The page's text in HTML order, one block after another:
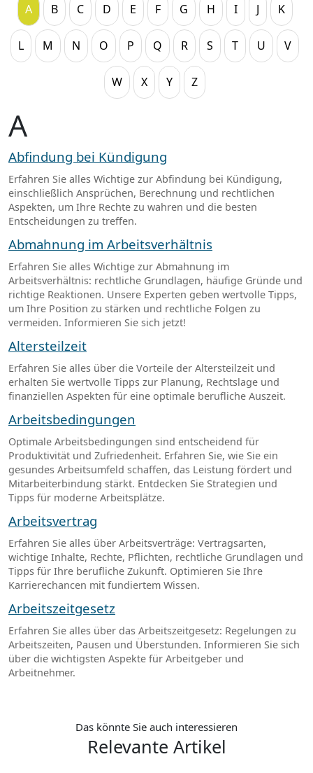
A B C D E F G H I J K
L M N O P Q R S T U V
W X Y Z
A
Abfindung bei Kündigung
Erfahren Sie alles Wichtige zur Abfindung bei Kündigung,
einschließlich Ansprüchen, Berechnung und rechtlichen
Aspekten, um Ihre Rechte zu wahren und die besten
Entscheidungen zu treffen.
Abmahnung im Arbeitsverhältnis
Erfahren Sie alles Wichtige zur Abmahnung im
Arbeitsverhältnis: rechtliche Grundlagen, häufige Gründe und
richtige Reaktionen. Unsere Experten geben wertvolle Tipps,
um Ihre Position zu stärken und rechtliche Folgen zu
vermeiden. Informieren Sie sich jetzt!
Altersteilzeit
Erfahren Sie alles über die Vorteile der Altersteilzeit und
erhalten Sie wertvolle Tipps zur Planung, Rechtslage und
finanziellen Aspekten für eine optimale berufliche Auszeit.
Arbeitsbedingungen
Optimale Arbeitsbedingungen sind entscheidend für
Produktivität und Zufriedenheit. Erfahren Sie, wie Sie ein
gesundes Arbeitsumfeld schaffen, das Leistung fördert und
Mitarbeiterbindung stärkt. Entdecken Sie Strategien und
Tipps für moderne Arbeitsplätze.
Arbeitsvertrag
Erfahren Sie alles über Arbeitsverträge: Vertragsarten,
wichtige Inhalte, Rechte, Pflichten, rechtliche Grundlagen und
Tipps für Ihre berufliche Zukunft. Optimieren Sie Ihre
Karrierechancen mit fundiertem Wissen.
Arbeitszeitgesetz
Erfahren Sie alles über das Arbeitszeitgesetz: Regelungen zu
Arbeitszeiten, Pausen und Überstunden. Informieren Sie sich
über die wichtigsten Aspekte für Arbeitgeber und
Arbeitnehmer.
Das könnte Sie auch interessieren
Relevante Artikel